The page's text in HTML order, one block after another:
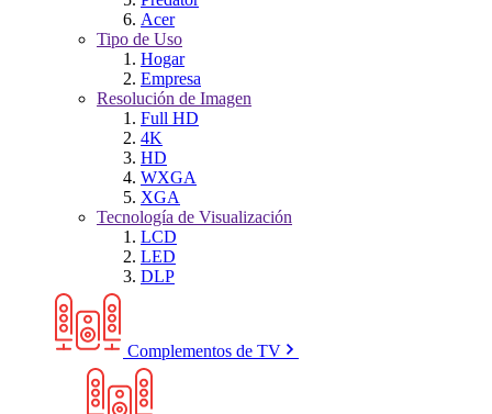
Acer
Tipo de Uso
Hogar
Empresa
Resolución de Imagen
Full HD
4K
HD
WXGA
XGA
Tecnología de Visualización
LCD
LED
DLP
Complementos de TV